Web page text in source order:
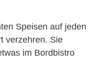
Speisen auf jeden
verzehren. Sie
im Bordbistro